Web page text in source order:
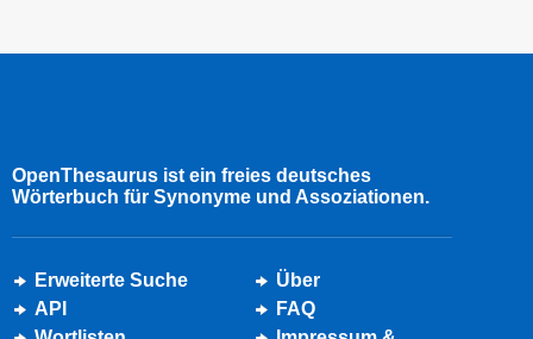
OpenThesaurus ist ein freies deutsches
Wörterbuch für Synonyme und Assoziationen.
Erweiterte Suche
API
Über
FAQ